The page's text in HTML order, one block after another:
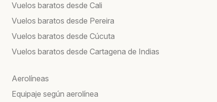
Vuelos baratos desde Cali
Vuelos baratos desde Pereira
Vuelos baratos desde Cúcuta
Vuelos baratos desde Cartagena de Indias
Aerolíneas
Equipaje según aerolínea